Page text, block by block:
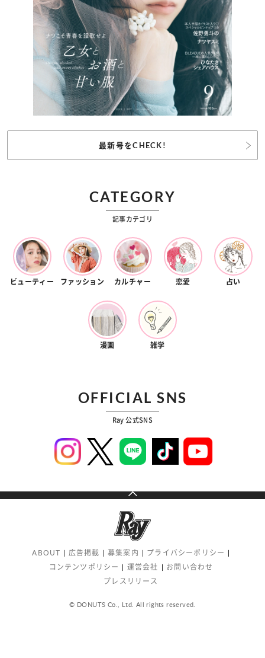
最新号をCHECK!
CATEGORY
記事カテゴリ
ビューティー ファッション カルチャー 恋愛 占い
漫画 雑学
OFFICIAL SNS
Ray 公式SNS
ABOUT 広告掲載 募集案内
プライバシーポリシー
コンテンツポリシー
運営会社
お問い合わせ
プレスリリース
© DONUTS Co., Ltd. All rights reserved.